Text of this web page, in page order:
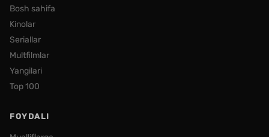
Bosh sahifa
Kinolar
Seriallar
Multfilmlar
Yangilari
Top 100
FOYDALI